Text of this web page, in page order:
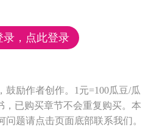
录，点此登录
励作者创作。1元=100瓜豆/瓜
，已购买章节不会重复购买。本
题请点击页面底部联系我们。